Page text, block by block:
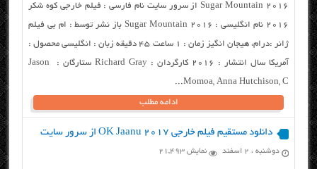
Sugar Mountain 2016 از سرور سایت نام فارسی : فیلم خارجی کوه شکر
۲۰۱۶ نام انگلیسی : Sugar Mountain 2016 باز نشر توسط : ام بی فیلم
ژانر :درام، هیجان انگیز زمان : ۱ ساعت ۴۵ دقیقه زبان : انگلیسی محصول :
آمریکا سال انتشار : ۲۰۱۶ کارگردان : Richard Gray ستارگان : Jason
Momoa, Anna Hutchison, C...
ادامه مطلب
دانلود مستقیم فیلم خارجی OK Jaanu 2017 از سرور سایت
دوشنبه ، ۲ اسفند نمایش 21,493